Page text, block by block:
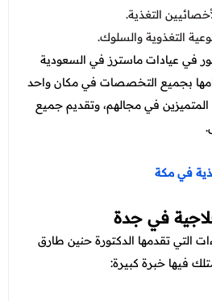
التغذية.
التغذوية والسلوك.
في عيادات ماسترز في السعودية
بجميع التخصصات في مكان واحد
في مجالهم، وتقديم جميع
في مكة
في جدة
التي تقدمها الدكتورة حنين طارق
فيها خبرة كبيرة: